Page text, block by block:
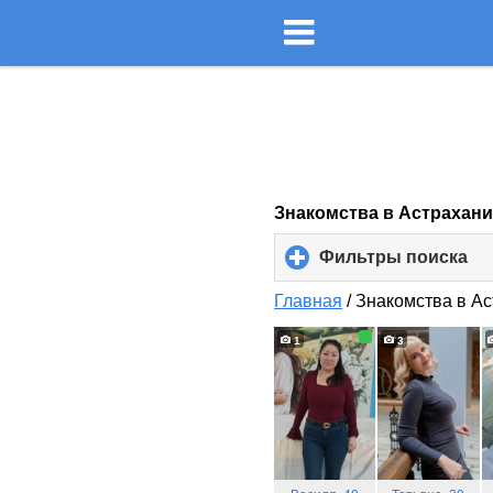
Знакомства в Астрахани
Фильтры поиска
to
Главная /Знакомства в
1 3